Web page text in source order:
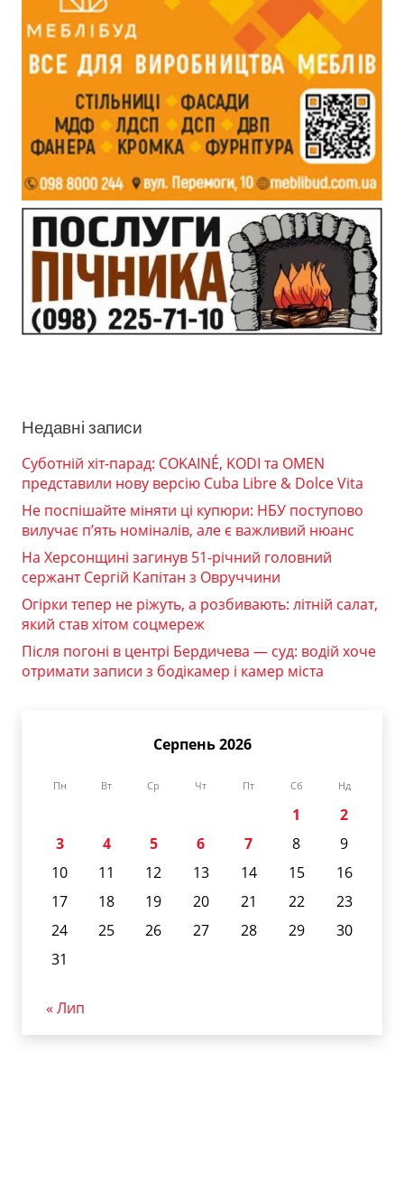
Недавні записи
Суботній хіт-парад: COKAINÉ, KODI та OMEN
представили нову версію Cuba Libre & Dolce Vita
Не поспішайте міняти ці купюри: НБУ поступово
вилучає п’ять номіналів, але є важливий нюанс
На Херсонщині загинув 51-річний головний
сержант Сергій Капітан з Овруччини
Огірки тепер не ріжуть, а розбивають: літній салат,
який став хітом соцмереж
Після погоні в центрі Бердичева — суд: водій хоче
отримати записи з бодікамер і камер міста
Серпень 2026
Пн Вт Ср Чт Пт Сб Нд
1
2
3
4 5 6 7 8
9
10
11 12 13 14 15
16
17
18 19 20 21 22
23
24
25 26 27 28 29
30
31
« Лип